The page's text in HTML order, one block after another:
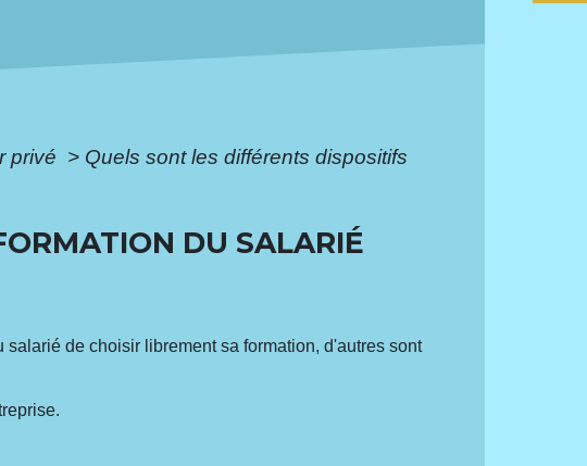
privé > Quels sont les différents dispositifs
DU SALARIÉ
de choisir librement sa formation, d'autres sont